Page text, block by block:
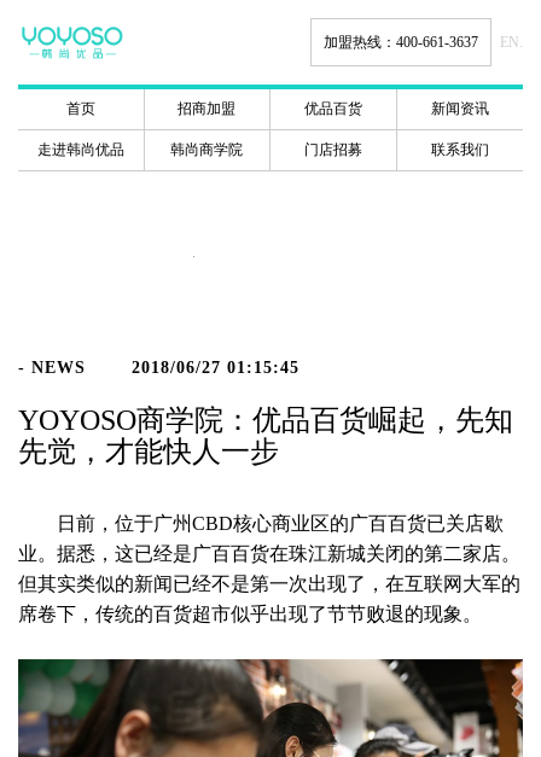
加盟热线：400-661-3637 EN.
首页 招商加盟 优品百货 新闻资讯
走进韩尚优品 韩尚商学院 门店招募 联系我们
- NEWS 2018/06/27 01:15:45
YOYOSO商学院：优品百货崛起，先知
先觉，才能快人一步
日前，位于广州CBD核心商业区的广百百货已关店歇
业。据悉，这已经是广百百货在珠江新城关闭的第二家店。
但其实类似的新闻已经不是第一次出现了，在互联网大军的
席卷下，传统的百货超市似乎出现了节节败退的现象。